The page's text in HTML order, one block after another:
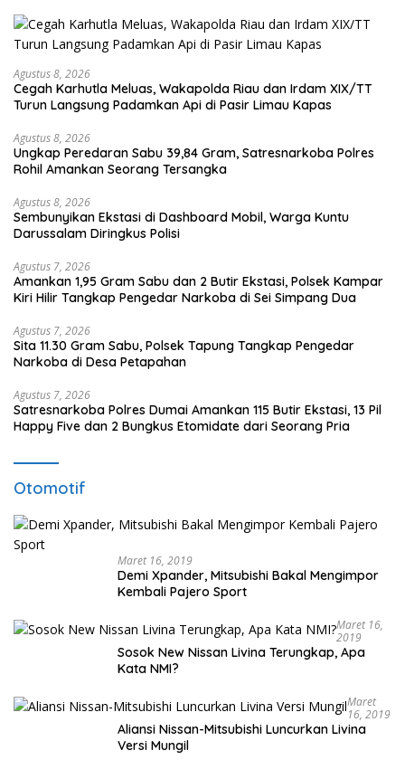
Agustus 8, 2026
Cegah Karhutla Meluas, Wakapolda Riau dan Irdam XIX/TT
Turun Langsung Padamkan Api di Pasir Limau Kapas
Agustus 8, 2026
Ungkap Peredaran Sabu 39,84 Gram, Satresnarkoba Polres
Rohil Amankan Seorang Tersangka
Agustus 8, 2026
Sembunyikan Ekstasi di Dashboard Mobil, Warga Kuntu
Darussalam Diringkus Polisi
Agustus 7, 2026
Amankan 1,95 Gram Sabu dan 2 Butir Ekstasi, Polsek Kampar
Kiri Hilir Tangkap Pengedar Narkoba di Sei Simpang Dua
Agustus 7, 2026
Sita 11.30 Gram Sabu, Polsek Tapung Tangkap Pengedar
Narkoba di Desa Petapahan
Agustus 7, 2026
Satresnarkoba Polres Dumai Amankan 115 Butir Ekstasi, 13 Pil
Happy Five dan 2 Bungkus Etomidate dari Seorang Pria
Otomotif
Maret 16, 2019
Demi Xpander, Mitsubishi Bakal Mengimpor
Kembali Pajero Sport
Maret 16,
2019
Sosok New Nissan Livina Terungkap, Apa
Kata NMI?
Maret
16, 2019
Aliansi Nissan-Mitsubishi Luncurkan Livina
Versi Mungil